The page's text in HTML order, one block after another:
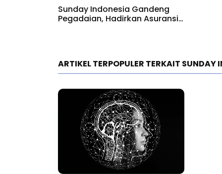
Sunday Indonesia Gandeng
Pegadaian, Hadirkan Asuransi
ARTIKEL TERPOPULER TERKAIT SUNDAY